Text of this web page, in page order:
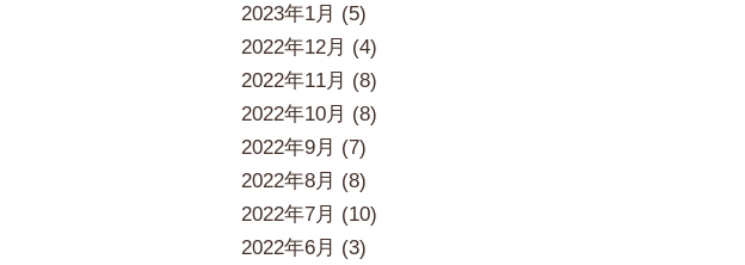
2023年1月 (5)
2022年12月 (4)
2022年11月 (8)
2022年10月 (8)
2022年9月 (7)
2022年8月 (8)
2022年7月 (10)
2022年6月 (3)